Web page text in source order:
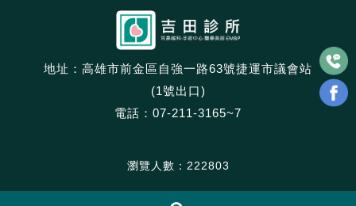
地址：高雄市前金區自強一路63號捷運市議會站
(1號出口)
電話： 07-211-3165~7
瀏覽人數：222803